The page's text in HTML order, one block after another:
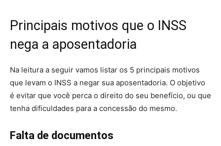
Principais motivos que o INSS
nega a aposentadoria
Na leitura a seguir vamos listar os 5 principais motivos
que levam o INSS a negar sua aposentadoria. O objetivo
é evitar que você perca o direito do seu benefício, ou que
tenha dificuldades para a concessão do mesmo.
Falta de documentos